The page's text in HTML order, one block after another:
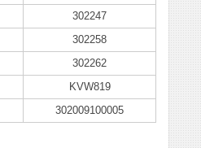
302247
302258
302262
KVW819
302009100005